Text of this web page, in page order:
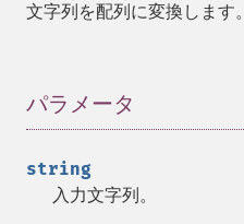
文字列を配列に変換します。
パラメータ
string
入力文字列。